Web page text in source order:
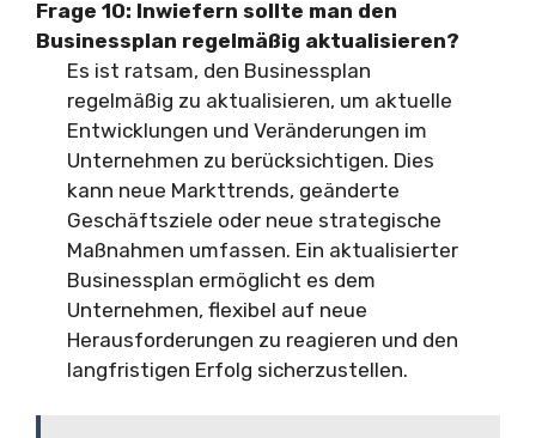
Frage 10: Inwiefern sollte man den
Businessplan regelmäßig aktualisieren?
Es ist ratsam, den Businessplan
regelmäßig zu aktualisieren, um aktuelle
Entwicklungen und Veränderungen im
Unternehmen zu berücksichtigen. Dies
kann neue Markttrends, geänderte
Geschäftsziele oder neue strategische
Maßnahmen umfassen. Ein aktualisierter
Businessplan ermöglicht es dem
Unternehmen, flexibel auf neue
Herausforderungen zu reagieren und den
langfristigen Erfolg sicherzustellen.